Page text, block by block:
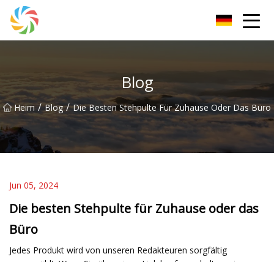
Blog
Heim / Blog / Die Besten Stehpulte Für Zuhause Oder Das Büro
Jun 05, 2024
Die besten Stehpulte für Zuhause oder das
Büro
Jedes Produkt wird von unseren Redakteuren sorgfältig